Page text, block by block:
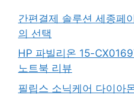
간편결제 솔루션 세종페
의 선택
HP 파빌리온 15-
노트북 리뷰
필립스 소닉케어 다이아